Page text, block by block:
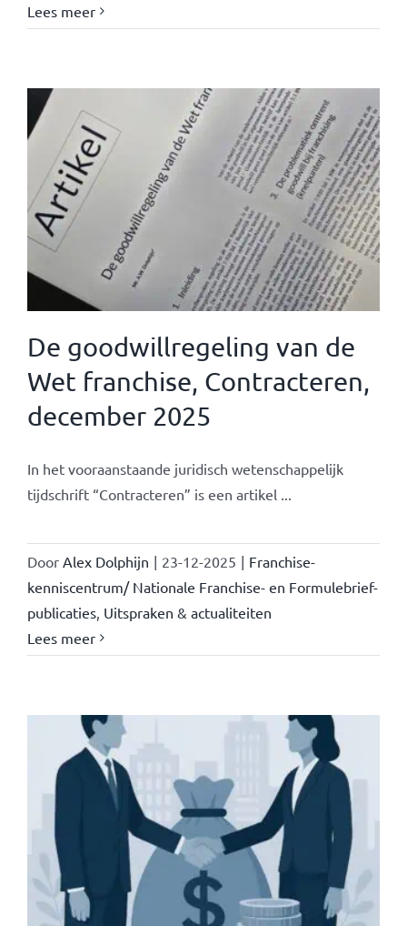
Lees meer
De goodwillregeling van de
Wet franchise, Contracteren,
december 2025
In het vooraanstaande juridisch wetenschappelijk
tijdschrift “Contracteren” is een artikel ...
Door Alex Dolphijn | 23-12-2025 | Franchise-
kenniscentrum/ Nationale Franchise- en Formulebrief-
publicaties Uitspraken & actualiteiten
Lees meer